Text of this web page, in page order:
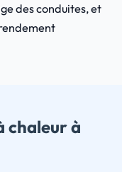
des conduites, et
chaleur à